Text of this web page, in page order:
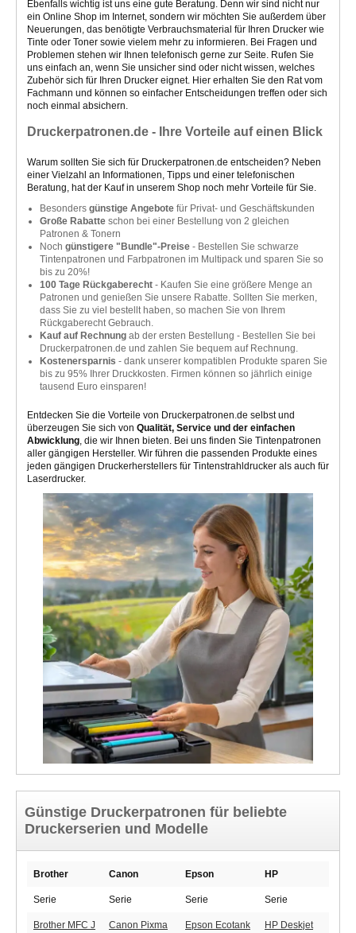
Ebenfalls wichtig ist uns eine gute Beratung. Denn wir sind nicht nur
ein Online Shop im Internet, sondern wir möchten Sie außerdem über
Neuerungen, das benötigte Verbrauchsmaterial für Ihren Drucker wie
Tinte oder Toner sowie vielem mehr zu informieren. Bei Fragen und
Problemen stehen wir Ihnen telefonisch gerne zur Seite. Rufen Sie
uns einfach an, wenn Sie unsicher sind oder nicht wissen, welches
Zubehör sich für Ihren Drucker eignet. Hier erhalten Sie den Rat vom
Fachmann und können so einfacher Entscheidungen treffen oder sich
noch einmal absichern.
Druckerpatronen.de - Ihre Vorteile auf einen Blick
Warum sollten Sie sich für Druckerpatronen.de entscheiden? Neben
einer Vielzahl an Informationen, Tipps und einer telefonischen
Beratung, hat der Kauf in unserem Shop noch mehr Vorteile für Sie.
Besonders günstige Angebote für Privat- und Geschäftskunden
Große Rabatte schon bei einer Bestellung von 2 gleichen
Patronen & Tonern
Noch günstigere "Bundle"-Preise - Bestellen Sie schwarze
Tintenpatronen und Farbpatronen im Multipack und sparen Sie so
bis zu 20%!
100 Tage Rückgaberecht - Kaufen Sie eine größere Menge an
Patronen und genießen Sie unsere Rabatte. Sollten Sie merken,
dass Sie zu viel bestellt haben, so machen Sie von Ihrem
Rückgaberecht Gebrauch.
Kauf auf Rechnung ab der ersten Bestellung - Bestellen Sie bei
Druckerpatronen.de und zahlen Sie bequem auf Rechnung.
Kostenersparnis - dank unserer kompatiblen Produkte sparen Sie
bis zu 95% Ihrer Druckkosten. Firmen können so jährlich einige
tausend Euro einsparen!
Entdecken Sie die Vorteile von Druckerpatronen.de selbst und
überzeugen Sie sich von Qualität, Service und der einfachen
Abwicklung, die wir Ihnen bieten. Bei uns finden Sie Tintenpatronen
aller gängigen Hersteller. Wir führen die passenden Produkte eines
jeden gängigen Druckerherstellers für Tintenstrahldrucker als auch für
Laserdrucker.
Günstige Druckerpatronen für beliebte
Druckerserien und Modelle
Brother Canon Epson HP
Serie Serie Serie Serie
Brother MFC J Canon Pixma Epson Ecotank HP Deskjet